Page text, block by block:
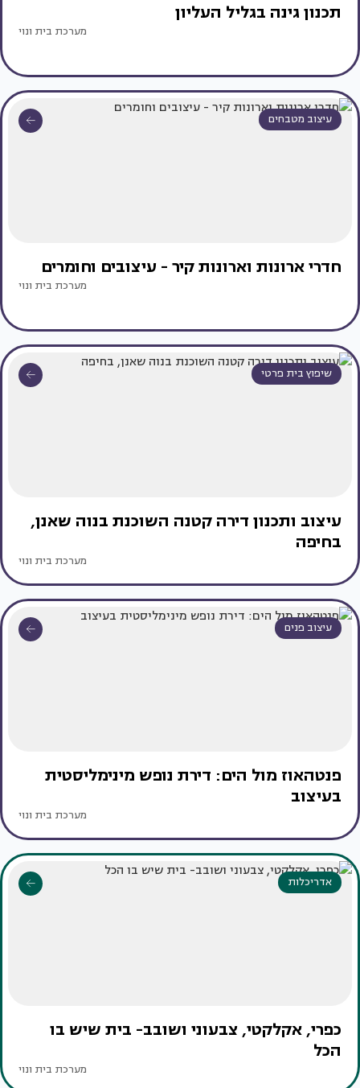
תכנון גינה בגליל העליון
מערכת בית ונוי
עיצוב מטבחים
חדרי ארונות וארונות קיר - עיצובים וחומרים
מערכת בית ונוי
שיפוץ בית פרטי
עיצוב ותכנון דירה קטנה השוכנת בנוה שאנן,
בחיפה
מערכת בית ונוי
עיצוב פנים
פנטהאוז מול הים: דירת נופש מינימליסטית
בעיצוב
מערכת בית ונוי
אדריכלות
כפרי, אקלקטי, צבעוני ושובב- בית שיש בו
הכל
מערכת בית ונוי